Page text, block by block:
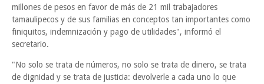
millones de pesos en favor de más de 21 mil trabajadores
tamaulipecos y de sus familias en conceptos tan importantes como
finiquitos, indemnización y pago de utilidades", informó el
secretario.
"No solo se trata de números, no solo se trata de dinero, se trata
de dignidad y se trata de justicia: devolverle a cada uno lo que